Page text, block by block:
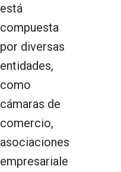
está
compuesta
por diversas
entidades,
como
cámaras de
comercio,
asociaciones
empresariale